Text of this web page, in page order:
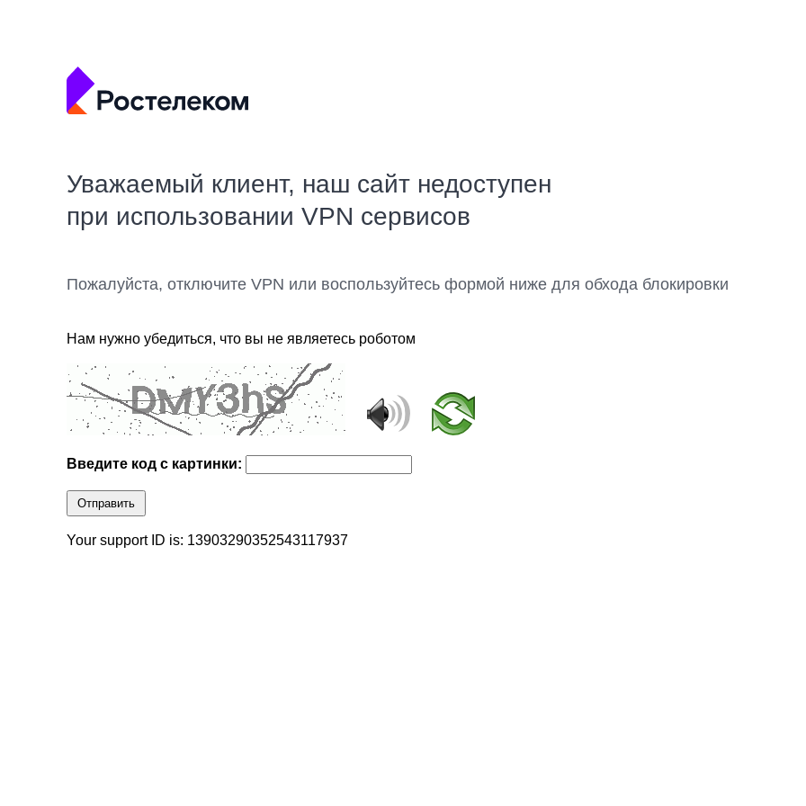
Уважаемый клиент, наш сайт недоступен
при использовании VPN сервисов
Пожалуйста, отключите VPN или воспользуйтесь формой ниже для обхода блокировки
Нам нужно убедиться, что вы не являетесь роботом
Введите код с картинки:
Отправить
Your support ID is: 13903290352543117937